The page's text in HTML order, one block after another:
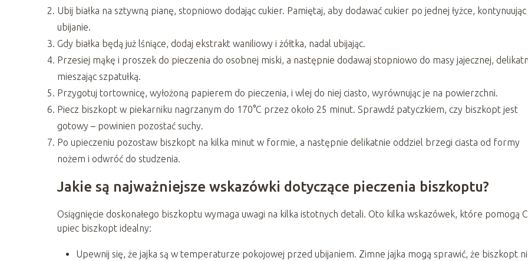
Ubij białka na sztywną pianę, stopniowo dodając cukier. Pamiętaj, aby dodawać cukier po jednej łyżce, kontynuując
ubijanie.
Gdy białka będą już lśniące, dodaj ekstrakt waniliowy i żółtka, nadal ubijając.
Przesiej mąkę i proszek do pieczenia do osobnej miski, a następnie dodawaj stopniowo do masy jajecznej,
mieszając szpatułką.
Przygotuj tortownicę, wyłożoną papierem do pieczenia, i wlej do niej ciasto, wyrównując je na powierzchni.
Piecz biszkopt w piekarniku nagrzanym do 170°C przez około 25 minut. Sprawdź patyczkiem, czy biszkopt jest
gotowy – powinien pozostać suchy.
Po upieczeniu pozostaw biszkopt na kilka minut w formie, a następnie delikatnie oddziel brzegi ciasta od formy
nożem i odwróć do studzenia.
Jakie są najważniejsze wskazówki dotyczące pieczenia biszkoptu?
Osiągnięcie doskonałego biszkoptu wymaga uwagi na kilka istotnych detali. Oto kilka wskazówek, które pomogą
upiec biszkopt idealny:
Upewnij się, że jajka są w temperaturze pokojowej przed ubijaniem. Zimne jajka mogą sprawić, że biszkopt